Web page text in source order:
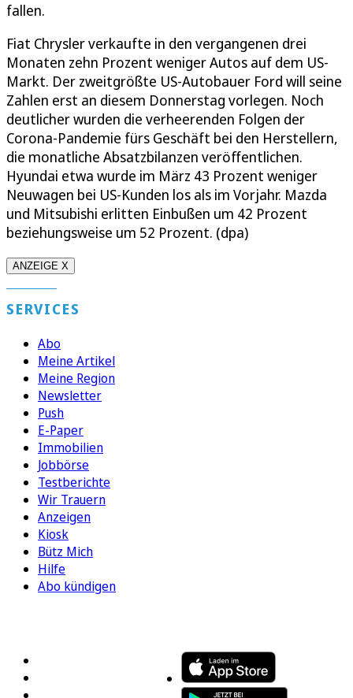
fallen.
Fiat Chrysler verkaufte in den vergangenen drei
Monaten zehn Prozent weniger Autos auf dem US-
Markt. Der zweitgrößte US-Autobauer Ford will seine
Zahlen erst an diesem Donnerstag vorlegen. Noch
deutlicher wurden die verheerenden Folgen der
Corona-Pandemie fürs Geschäft bei den Herstellern,
die monatliche Absatzbilanzen veröffentlichen.
Hyundai etwa wurde im März 43 Prozent weniger
Neuwagen bei US-Kunden los als im Vorjahr. Mazda
und Mitsubishi erlitten Einbußen um 42 Prozent
beziehungsweise um 52 Prozent. (dpa)
ANZEIGE X
SERVICES
Abo
Meine Artikel
Meine Region
Newsletter
Push
E-Paper
Immobilien
Jobbörse
Testberichte
Wir Trauern
Anzeigen
Kiosk
Bütz Mich
Hilfe
Abo kündigen